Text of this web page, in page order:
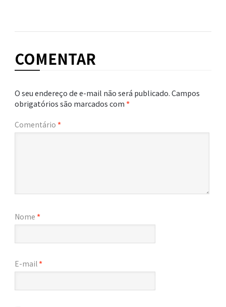
COMENTAR
O seu endereço de e-mail não será publicado.Campos
obrigatórios são marcados com*
Comentário *
Nome *
E-mail*